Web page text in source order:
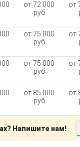
от 72 000
руб
от
от 75 000
руб
от
от 75 000
руб
от
от 85 000
руб
от
Напишите нам!